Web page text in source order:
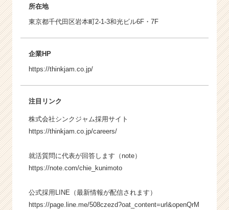
所在地
東京都千代田区岩本町2-1-3和光ビル6F・7F
企業HP
https://thinkjam.co.jp/
注目リンク
株式会社シンクジャム採用サイト
https://thinkjam.co.jp/careers/
就活質問に代表が回答します（note）
https://note.com/chie_kunimoto
公式採用LINE（最新情報が配信されます）
https://page.line.me/508czezd?oat_content=url&openQrM